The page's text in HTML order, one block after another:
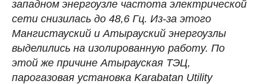
западном энергоузле частота электрической
сети снизилась до 48,6 Гц. Из-за этого
Мангистауский и Атырауский энергоузлы
выделились на изолированную работу. По
этой же причине Атырауская ТЭЦ,
парогазовая установка Karabatan Utility